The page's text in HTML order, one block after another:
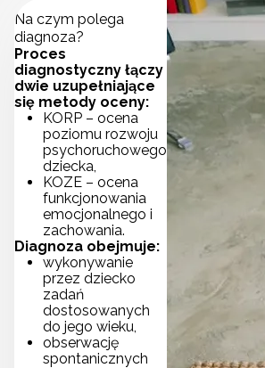
Na czym polega
diagnoza?
Proces
diagnostyczny łączy
dwie uzupełniające
się metody oceny:
KORP – ocena
poziomu rozwoju
psychoruchowego
dziecka,
KOZE – ocena
funkcjonowania
emocjonalnego i
zachowania.
Diagnoza obejmuje:
wykonywanie
przez dziecko
zadań
dostosowanych
do jego wieku,
obserwację
spontanicznych